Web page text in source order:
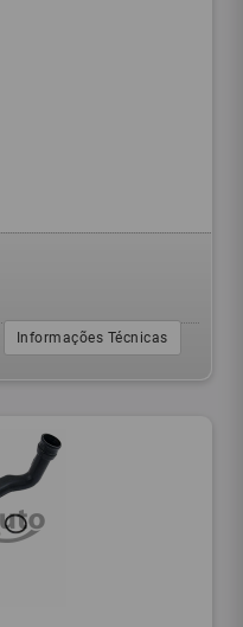
Informações Técnicas